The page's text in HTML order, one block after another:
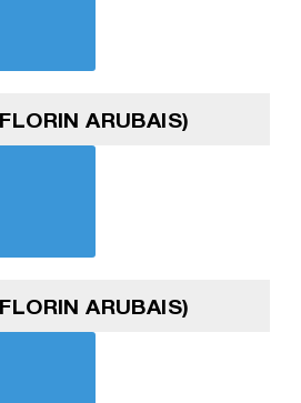
ARUBAIS)
ARUBAIS)